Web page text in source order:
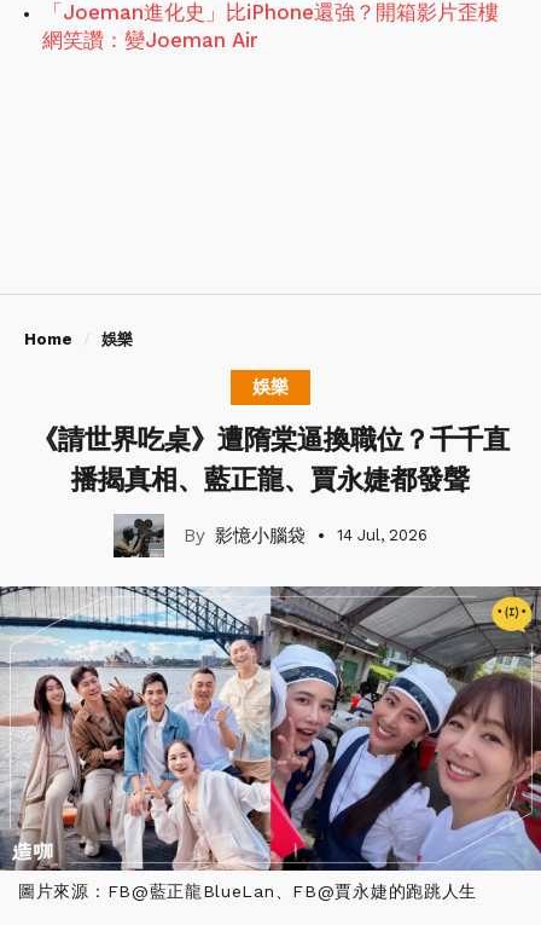
「Joeman進化史」比iPhone還強？開箱影片歪樓
網笑讚：變Joeman Air
Home 娛樂
娛樂
《請世界吃桌》遭隋棠逼換職位？千千直
播揭真相、藍正龍、賈永婕都發聲
影憶小腦袋 14 Jul, 2026
圖片來源：FB@藍正龍BlueLan、FB@賈永婕的跑跳人生